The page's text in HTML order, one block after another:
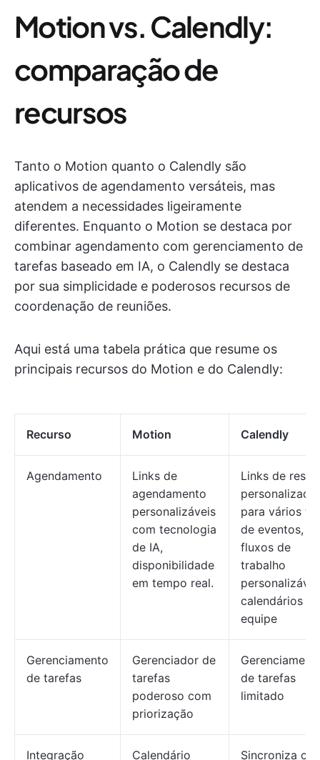
Motion vs. Calendly:
comparação de
recursos
Tanto o Motion quanto o Calendly são
aplicativos de agendamento versáteis, mas
atendem a necessidades ligeiramente
diferentes. Enquanto o Motion se destaca por
combinar agendamento com gerenciamento de
tarefas baseado em IA, o Calendly se destaca
por sua simplicidade e poderosos recursos de
coordenação de reuniões.
Aqui está uma tabela prática que resume os
principais recursos do Motion e do Calendly:
Recurso Motion Calendly
Agendamento
Links de
agendamento
personalizáveis
com tecnologia
de IA,
disponibilidade
em tempo real.
Links de
para vários
de eventos,
fluxos de
trabalho
calendários de
equipe
Gerenciamento
de tarefas
Gerenciador de
tarefas
poderoso com
priorização
de tarefas
limitado
Integração
Calendário
Sincroniza